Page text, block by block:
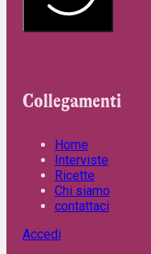
Collegamenti
Home
Interviste
Ricette
Chi siamo
contattaci
Accedi